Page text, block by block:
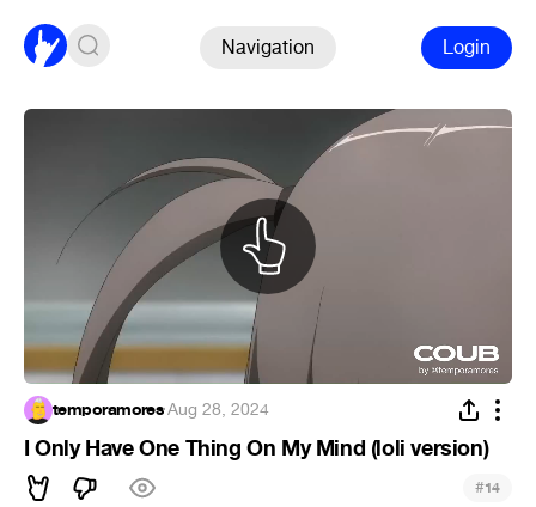
Navigation Login
temporamores·Aug 28, 2024
I Only Have One Thing On My Mind (loli version)
#14